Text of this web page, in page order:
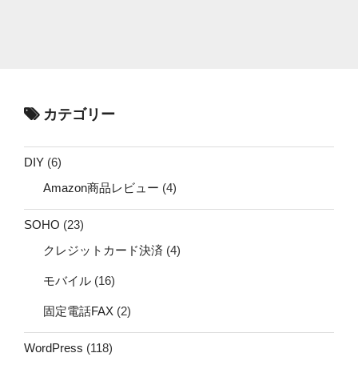
カテゴリー
DIY (6)
Amazon商品レビュー (4)
SOHO (23)
クレジットカード決済 (4)
モバイル (16)
固定電話FAX (2)
WordPress (118)